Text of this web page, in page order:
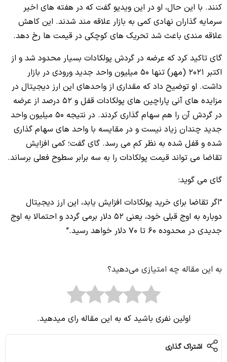
کنند. با این حال، او در این ویدیو گفت که در هفته های اخیر
سرمایه گذاران نهادی کمی به بازار علاقه مند شدند. این کاهش
علاقه مندی باعث شد تحریک های کوچکی در قیمت ها رخ دهد.
گای تاکید کرد که عرضه در گردش پولکادات بسیار محدود شد و از
اکتبر 2021 (مهر) تنها 50 میلیون واحد جدید ورودی در بازار
داشت. او توضیح داد که مقداری از واحدهای این ارز دیجیتال در
مزایده های آنی پاراچین های پولکادات قفل و 52 درصد از عرضه
در گردش آن را هم سهام گذاری کردند. در نتیجه 50 میلیون واحد
جدید چندان زیاد نیست و در مقایسه با واحد های سهام گذاری
شده و قفل شده به نظر کم می رسد. گای گفت؛ کمی افزایش
تقاضا می تواند قیمت پولکادات را به سه برابر سطوح فعلی برساند.
گای می گوید:
“اگر تقاضا برای خرید پولکادات افزایش یابد، این ارز دیجیتال
دوباره به اوج قبلی خود، یعنی 52 دلار برمی‌ گردد و احتمالا به اوج
جدیدی در محدوده ۶۰ تا ۷۰ دلار خواهد رسید.”
به این مقاله چه امتیازی می‌دهید؟
اولین نفری باشید که به این مقاله رای میدهید.
اشتراک گذاری